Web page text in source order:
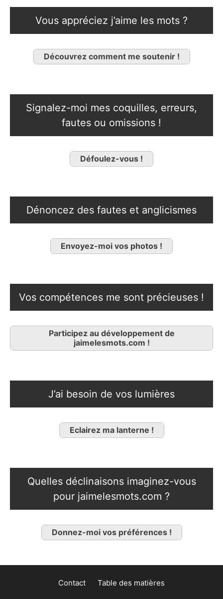
Vous appréciez j’aime les mots ?
Découvrez comment me soutenir !
Signalez-moi mes coquilles, erreurs,
fautes ou omissions !
Défoulez-vous !
Dénoncez des fautes et anglicismes
Envoyez-moi vos photos !
Vos compétences me sont précieuses !
Participez au développement de
jaimelesmots.com !
J’ai besoin de vos lumières
Eclairez ma lanterne !
Quelles déclinaisons imaginez-vous
pour jaimelesmots.com ?
Donnez-moi vos préférences !
Contact Table des matières